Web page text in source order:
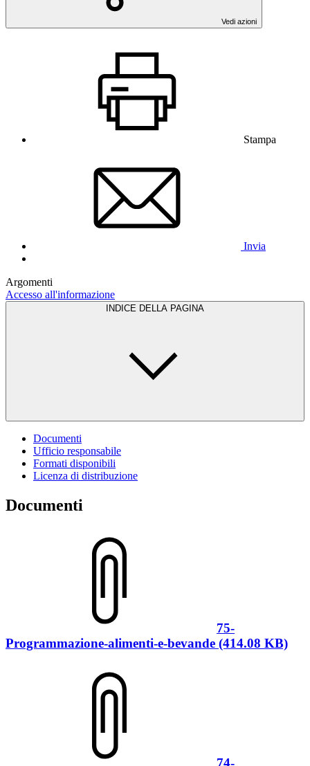
Vedi azioni
Stampa
Invia
Argomenti
Accesso all'informazione
INDICE DELLA PAGINA
Documenti
Ufficio responsabile
Formati disponibili
Licenza di distribuzione
Documenti
75-
Programmazione-alimenti-e-bevande (414.08 KB)